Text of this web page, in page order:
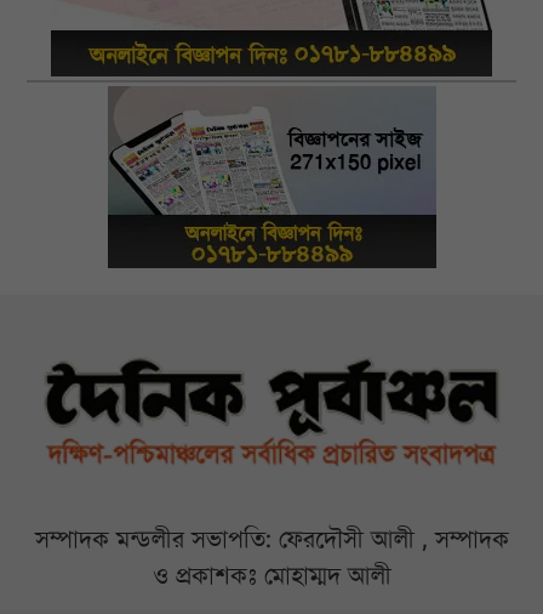
সম্পাদক মন্ডলীর সভাপতি: ফেরদৌসী আলী , সম্পাদক
ও প্রকাশকঃ মোহাম্মদ আলী